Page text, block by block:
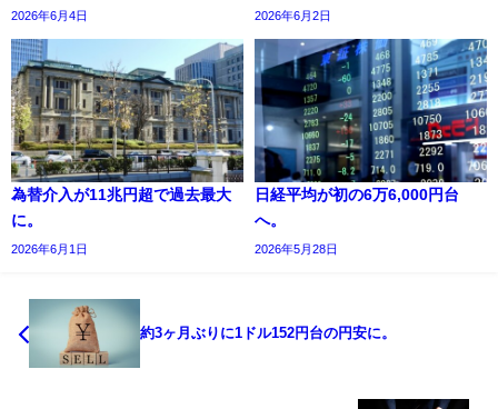
2026年6月4日 2026年6月2日
為替介入が11兆円超で過去最大
に。
2026年6月1日
日経平均が初の6万6,000円台
へ。
2026年5月28日
約3ヶ月ぶりに1ドル152円台の円安に。